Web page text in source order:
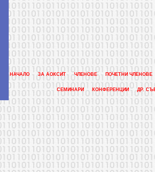
НАЧАЛО ЗА АОКСИТ ЧЛЕНОВЕ ПОЧЕТНИ ЧЛЕНОВЕ
СЕМИНАРИ КОНФЕРЕНЦИИ ДР.